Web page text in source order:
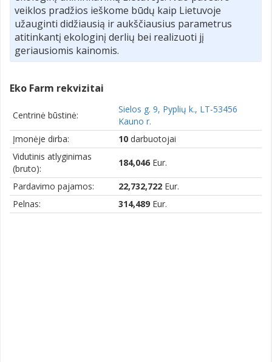
veiklos pradžios ieškome būdų kaip Lietuvoje
užauginti didžiausią ir aukščiausius parametrus
atitinkantį ekologinį derlių bei realizuoti jį
geriausiomis kainomis.
Eko Farm rekvizitai
Centrinė būstinė:
Sielos g. 9, Pyplių k., LT-53456
Kauno r.
Įmonėje dirba:
10 darbuotojai
Vidutinis atlyginimas
(bruto):
184,046 Eur.
Pardavimo pajamos: 22,732,722 Eur.
Pelnas:
314,489 Eur.